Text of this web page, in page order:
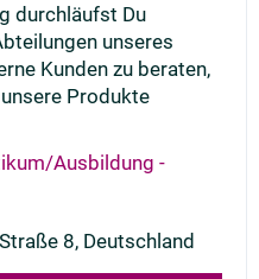
durchläufst Du
unseres
Kunden zu beraten,
Produkte
Ausbildung -
8, Deutschland